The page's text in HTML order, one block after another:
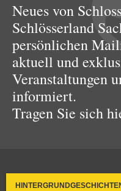
Neues von
Schlösserland
persönlichen
aktuell und
Veranstaltungen
informiert.
Tragen Sie sich